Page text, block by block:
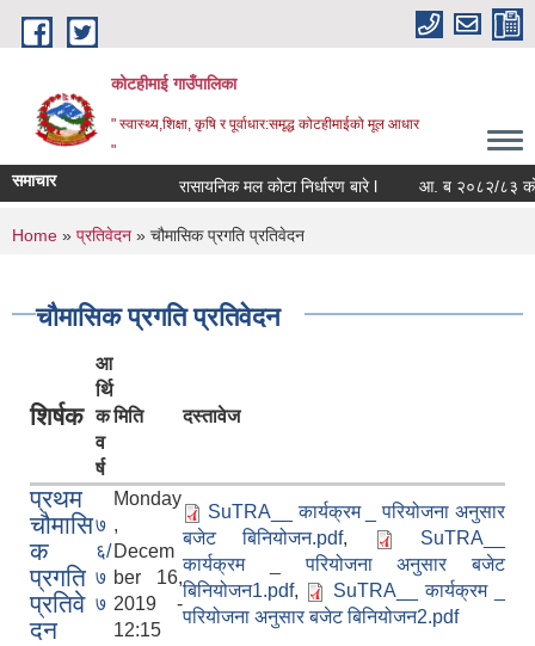
Skip to main content
कोटहीमाई गाउँपालिका
" स्वास्थ्य,शिक्षा, कृषि र पूर्वाधार:समृद्ध कोटहीमाईको मूल आधार
"
समाचार रासायनिक मल कोटा निर्धारण बारे l आ. ब २०८२/८३ को
You are here
Home » प्रतिवेदन » चौमासिक प्रगति प्रतिवेदन
चौमासिक प्रगति प्रतिवेदन
शिर्षक
आ
र्थि
क
व
र्ष
मिति दस्तावेज
प्रथम
चौमासि
क
प्रगति
प्रतिवे
दन
७
६/
७
७
Monday
,
Decem
ber 16,
2019 -
12:15
SuTRA__ कार्यक्रम _ परियोजना अनुसार
बजेट बिनियोजन.pdf,
SuTRA__
कार्यक्रम _ परियोजना अनुसार बजेट
बिनियोजन1.pdf,
SuTRA__ कार्यक्रम _
परियोजना अनुसार बजेट बिनियोजन2.pdf